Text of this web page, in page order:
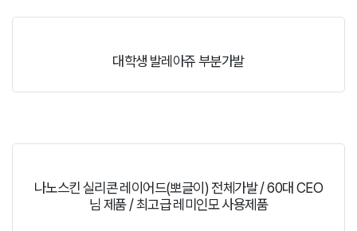
대학생 발레아쥬 부분가발
나노스킨 실리콘 레이어드(뽀글이) 전체가발 / 60대 CEO
님 제품 / 최고급 레미인모 사용제품